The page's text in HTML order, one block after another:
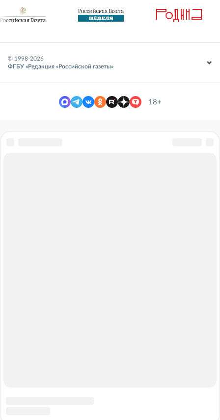
© 1998-2026
ФГБУ «Редакция «Российской газеты»
18+